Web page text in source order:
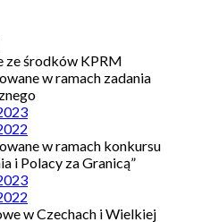
ze środków KPRM
w ramach zadania
w ramach konkursu
i Polacy za Granicą”
w Czechach i Wielkiej